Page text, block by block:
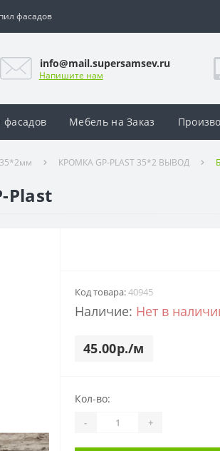
фасадов
info@mail.supersamsev.ru
Напишите нам
фасадов Мебель на Заказ
КРОМКА GP-PLAST 35*2 ВЫВОД
Plast
Код товара:40945
Наличие: Нет в
45.00р./м
Кол-во:
- +